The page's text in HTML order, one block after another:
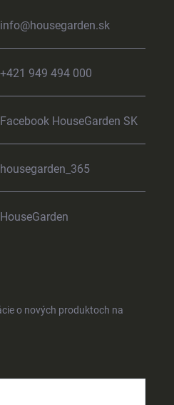
info@housegarden.sk
+421 949 494 000
Facebook HouseGarden SK
housegarden_365
HouseGarden
o nových produktoch na